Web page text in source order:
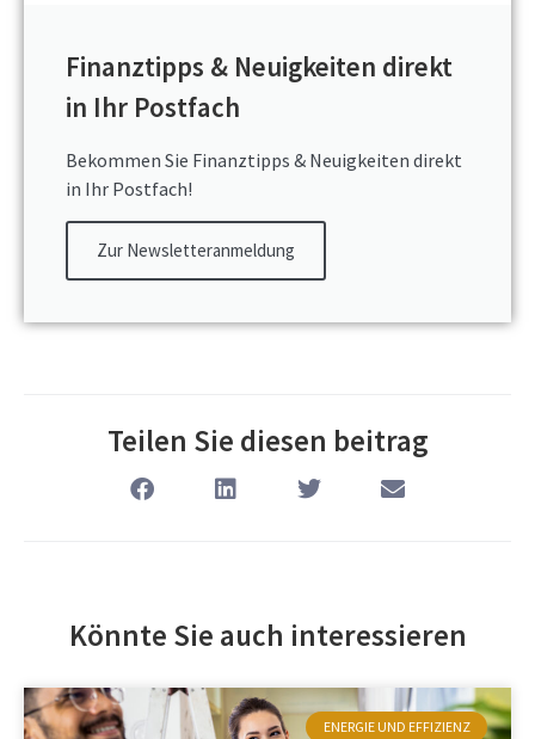
Finanztipps & Neuigkeiten direkt
in Ihr Postfach
Bekommen Sie Finanztipps & Neuigkeiten direkt
in Ihr Postfach!
Zur Newsletteranmeldung
Teilen Sie diesen beitrag
Könnte Sie auch interessieren
ENERGIE UND EFFIZIENZ